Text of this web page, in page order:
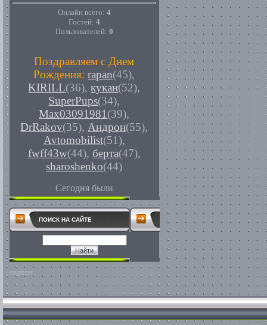
Онлайн всего: 4
Гостей: 4
Пользователей: 0
Поздравляем с Днем
Рождения:rapan(45),
KIRILL(36),кукан(52),
SuperPups(34),
Max03091981 (39),
DrRakov(35), Андрон(55),
Avtomobilist(51),
fwff43w(44), берта(47),
sharoshenko(44)
Сегодня были
ПОИСК НА САЙТЕ
/register